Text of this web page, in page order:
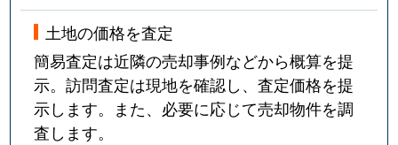
土地の価格を査定
簡易査定は近隣の売却事例などから概算を提
示。訪問査定は現地を確認し、査定価格を提
示します。また、必要に応じて売却物件を調
査します。